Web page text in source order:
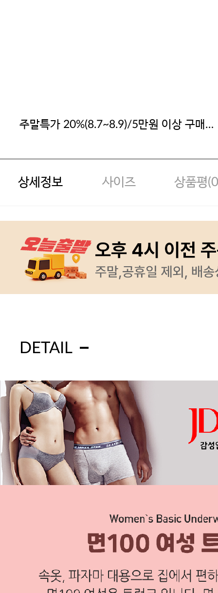
주말특가 20%(8.7~8.9)/5만원 이상 구매
상세정보 사이즈 상품평(0
DETAIL